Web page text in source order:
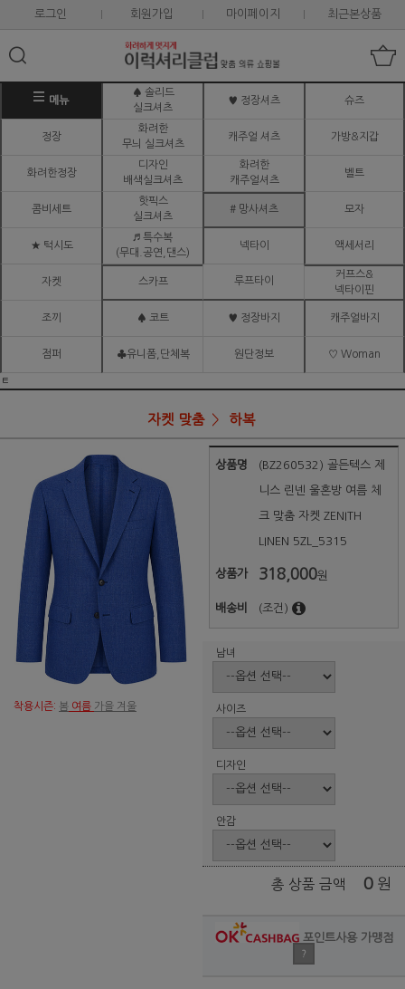
로그인 회원가입 마이페이지 최근본상품
메뉴
♠ 솔리드
실크셔츠
♥ 정장셔츠 슈즈
정장
화려한
무늬 실크셔츠
캐주얼 셔츠 가방&지갑
화려한정장
디자인
배색실크셔츠
화려한
캐주얼셔츠
벨트
콤비세트
핫픽스
실크셔츠
# 망사셔츠 모자
★ 턱시도
♬ 특수복
(무대.공연,댄스)
넥타이 액세서리
자켓 스카프 루프타이
커프스&
넥타이핀
조끼 ♠ 코트 ♥ 정장바지 캐주얼바지
점퍼 ♣유니폼,단체복 원단정보 ♡ Woman
ㅌ
자켓 맞춤 하복
착용시즌: 봄 여름 가을 겨울
상품명 (BZ260532) 골든텍스 제
니스 린넨 울혼방 여름 체
크 맞춤 자켓 ZENITH
LINEN 5ZL_5315
상품가 318,000원
배송비 (조건)
남녀
사이즈
디자인
안감
총 상품 금액 0 원
포인트사용 가맹점
?